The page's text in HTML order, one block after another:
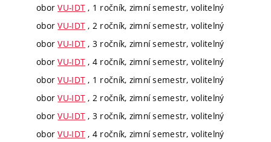
oborVU-IDT , 1 ročník, zimní semestr, volitelný
oborVU-IDT , 2 ročník, zimní semestr, volitelný
oborVU-IDT , 3 ročník, zimní semestr, volitelný
oborVU-IDT , 4 ročník, zimní semestr, volitelný
oborVU-IDT , 1 ročník, zimní semestr, volitelný
oborVU-IDT , 2 ročník, zimní semestr, volitelný
oborVU-IDT , 3 ročník, zimní semestr, volitelný
oborVU-IDT , 4 ročník, zimní semestr, volitelný